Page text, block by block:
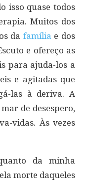
isso quase todos
Muitos dos
da família e dos
e ofereço as
para ajuda-los a
e agitadas que
las à deriva. A
de desespero,
vidas. Às vezes
da minha
morte daqueles